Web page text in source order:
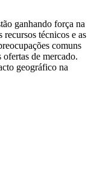
ganhando força na
técnicos e as
comuns
de mercado.
geográfico na